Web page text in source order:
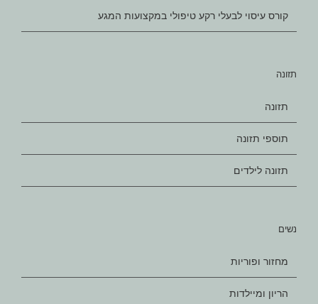
קורס עיסוי לבעלי רקע טיפולי במקצועות המגע
תזונה
תזונה
תוספי תזונה
תזונה לילדים
נשים
מחזור ופוריות
הריון ומיילדות